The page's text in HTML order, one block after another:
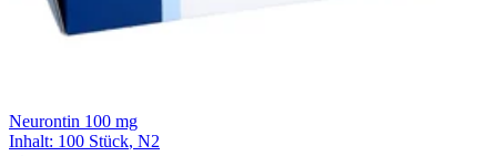
Neurontin 100 mg
Inhalt: 100 Stück, N2